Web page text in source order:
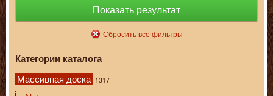
Показать результат
Сбросить все фильтры
Категории каталога
Массивная доска 1317